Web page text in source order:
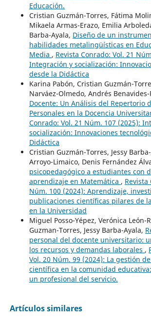
Educación.
Cristian Guzmán-Torres, Fátima
Mikaela Armas-Erazo, Emilia
Barba-Ayala, Diseño de un
habilidades metalingüísticas en
Media , Revista Conrado: Vol. 21
Integración y socialización:
desde la Didáctica
Karina Pabón, Cristian Guzmán-
Narváez-Olmedo, Andrés
Docente: Un Análisis del Repertorio
Personales en la Docencia
Conrado: Vol. 21 Núm. 107 (2025):
socialización: Innovaciones
Didáctica
Cristian Guzmán-Torres, Jessy
Arroyo-Limaico, Denis Fernández
psicopedagógico a estudiantes con
aprendizaje en Matemática , Revista
Núm. 100 (2024): Aprendizaje,
publicaciones científicas pilares de
en la Universidad
Miguel Posso-Yépez, Verónica León-
Guzman-Torres, Jessy Barba-Ayala,
personal del docente universitario:
los recursos y demandas laborales ,
Vol. 20 Núm. 99 (2024): La gestión
científica en la comunidad
un profesional del servicio.
Artículos similares